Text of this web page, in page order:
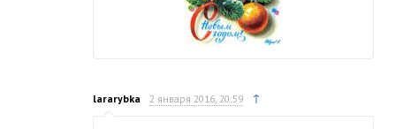
lararybka 2 января 2016, 20:59 ↑